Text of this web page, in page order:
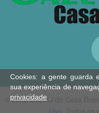
© 2026 Gazeta de Casa
Uso . Todos
Cookies: a gente guarda
sua experiência de
privacidade